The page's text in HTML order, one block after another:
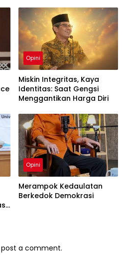
Opini
Miskin Integritas, Kaya
Identitas: Saat Gengsi
Menggantikan Harga Diri
Opini
Merampok Kedaulatan
Berkedok Demokrasi
a comment.